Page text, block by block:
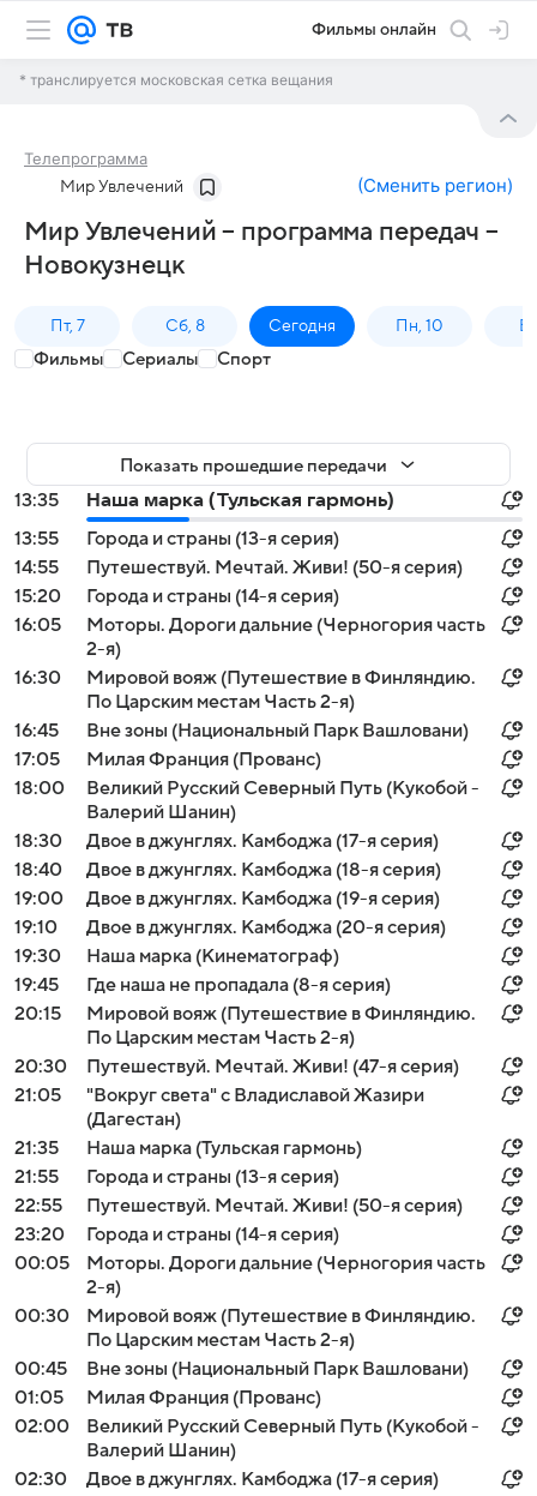
Фильмы онлайн
* транслируется московская сетка вещания
Телепрограмма
Мир Увлечений (Сменить регион)
Мир Увлечений – программа передач –
Новокузнецк
Пт, 7 Сб, 8 Сегодня Пн, 10
Фильмы Сериалы Спорт
Показать прошедшие передачи
13:35
Наша марка (Тульская гармонь)
13:55
Города и страны (13-я серия)
14:55
Путешествуй. Мечтай. Живи! (50-я серия)
15:20
Города и страны (14-я серия)
16:05
Моторы. Дороги дальние (Черногория часть
2-я)
16:30
Мировой вояж (Путешествие в Финляндию.
По Царским местам Часть 2-я)
16:45
Вне зоны (Национальный Парк Вашловани)
17:05
Милая Франция (Прованс)
18:00
Великий Русский Северный Путь (Кукобой -
Валерий Шанин)
18:30
Двое в джунглях. Камбоджа (17-я серия)
18:40
Двое в джунглях. Камбоджа (18-я серия)
19:00
Двое в джунглях. Камбоджа (19-я серия)
19:10
Двое в джунглях. Камбоджа (20-я серия)
19:30
Наша марка (Кинематограф)
19:45
Где наша не пропадала (8-я серия)
20:15
Мировой вояж (Путешествие в Финляндию.
По Царским местам Часть 2-я)
20:30
Путешествуй. Мечтай. Живи! (47-я серия)
21:05
"Вокруг света" с Владиславой Жазири
(Дагестан)
21:35
Наша марка (Тульская гармонь)
21:55
Города и страны (13-я серия)
22:55
Путешествуй. Мечтай. Живи! (50-я серия)
23:20
Города и страны (14-я серия)
00:05
Моторы. Дороги дальние (Черногория часть
2-я)
00:30
Мировой вояж (Путешествие в Финляндию.
По Царским местам Часть 2-я)
00:45
Вне зоны (Национальный Парк Вашловани)
01:05
Милая Франция (Прованс)
02:00
Великий Русский Северный Путь (Кукобой -
Валерий Шанин)
02:30
Двое в джунглях. Камбоджа (17-я серия)